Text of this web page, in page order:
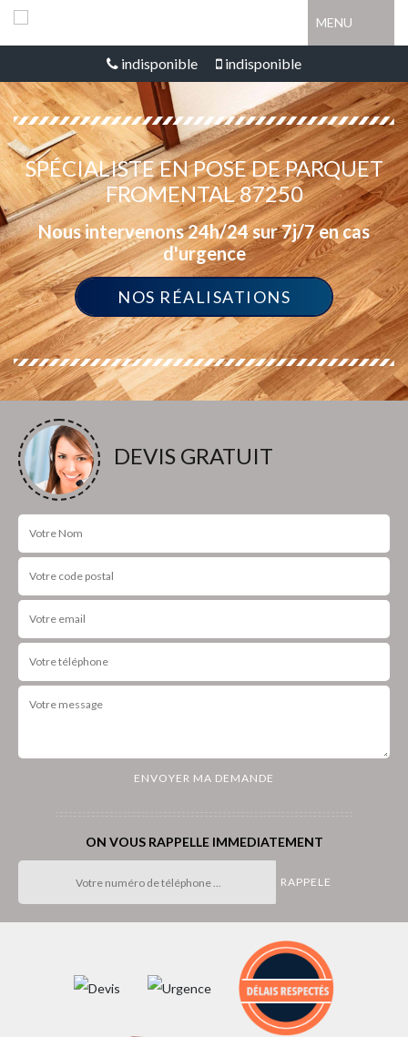
MENU
indisponible indisponible
SPÉCIALISTE EN POSE DE PARQUET
FROMENTAL 87250
Nous intervenons 24h/24 sur 7j/7 en cas
d'urgence
NOS RÉALISATIONS
DEVIS GRATUIT
ON VOUS RAPPELLE IMMEDIATEMENT